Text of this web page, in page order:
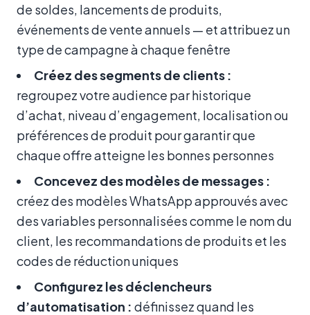
de soldes, lancements de produits,
événements de vente annuels — et attribuez un
type de campagne à chaque fenêtre
Créez des segments de clients :
regroupez votre audience par historique
d’achat, niveau d’engagement, localisation ou
préférences de produit pour garantir que
chaque offre atteigne les bonnes personnes
Concevez des modèles de messages :
créez des modèles WhatsApp approuvés avec
des variables personnalisées comme le nom du
client, les recommandations de produits et les
codes de réduction uniques
Configurez les déclencheurs
d’automatisation : définissez quand les